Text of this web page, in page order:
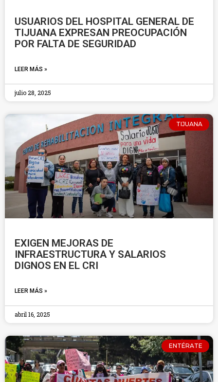
USUARIOS DEL HOSPITAL GENERAL DE
TIJUANA EXPRESAN PREOCUPACIÓN
POR FALTA DE SEGURIDAD
LEER MÁS »
julio 28, 2025
TIJUANA
EXIGEN MEJORAS DE
INFRAESTRUCTURA Y SALARIOS
DIGNOS EN EL CRI
LEER MÁS »
abril 16, 2025
ENTÉRATE